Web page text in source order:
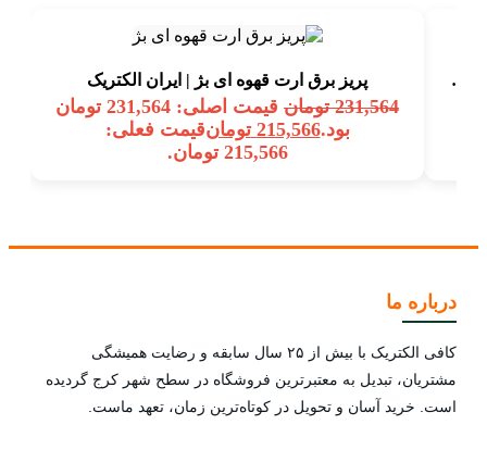
کلید دوپل بارانی برلیان IP44 سفید اقتصادی ايران الکتریک پریز برق ارت قهوه ای بژ | ایران الکتریک
231,564 تومان
قیمت اصلی: 231,564 تومان
بود.215,566 تومانقیمت فعلی:
215,566 تومان.
درباره ما
کافی الکتریک با بیش از ۲۵ سال سابقه و رضایت همیشگی
مشتریان، تبدیل به معتبرترین فروشگاه در سطح شهر کرج گردیده
است. خرید آسان و تحویل در کوتاه‌ترین زمان، تعهد ماست.